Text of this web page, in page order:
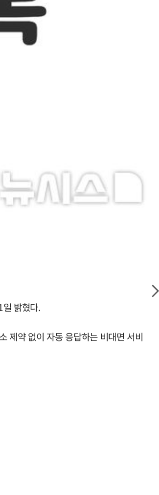
밝혔다.
제약 없이 자동 응답하는 비대면 서비